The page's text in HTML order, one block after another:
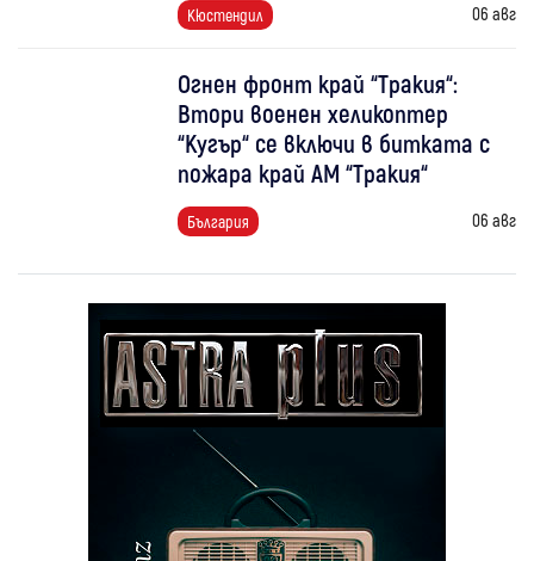
Кюстендил 06 авг
Огнен фронт край “Тракия“:
Втори военен хеликоптер
“Кугър“ се включи в битката с
пожара край АМ “Тракия“
България 06 авг